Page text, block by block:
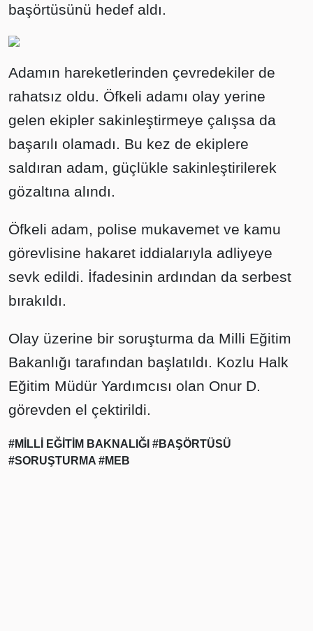
başörtüsünü hedef aldı.
Adamın hareketlerinden çevredekiler de
rahatsız oldu. Öfkeli adamı olay yerine
gelen ekipler sakinleştirmeye çalışsa da
başarılı olamadı. Bu kez de ekiplere
saldıran adam, güçlükle sakinleştirilerek
gözaltına alındı.
Öfkeli adam, polise mukavemet ve kamu
görevlisine hakaret iddialarıyla adliyeye
sevk edildi. İfadesinin ardından da serbest
bırakıldı.
Olay üzerine bir soruşturma da Milli Eğitim
Bakanlığı tarafından başlatıldı. Kozlu Halk
Eğitim Müdür Yardımcısı olan Onur D.
görevden el çektirildi.
#MİLLİ EĞİTİM BAKNALIĞI #BAŞÖRTÜSÜ
#SORUŞTURMA #MEB